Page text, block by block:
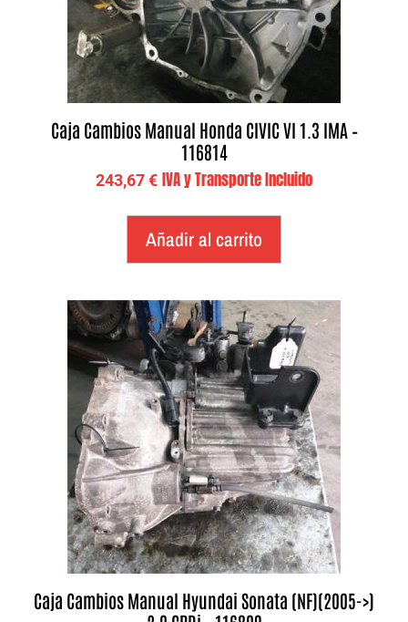
Caja Cambios Manual Honda CIVIC VI 1.3 IMA –
116814
243,67€ IVA y Transporte Incluido
Añadir al carrito
Caja Cambios Manual Hyundai Sonata (NF)(2005->)